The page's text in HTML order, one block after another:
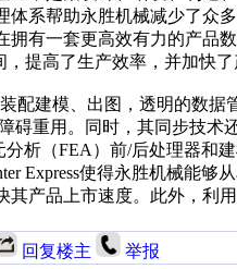
体系帮助永胜机械减少了众
拥有一套更高效有力的产品
，提高了生产效率，并加快
配建模、出图，透明的数
碍重用。同时，其同步技
分析（FEA）前/后处理器和
Express使得永胜机械能
其产品上市速度。此外，利
回复楼主 举报